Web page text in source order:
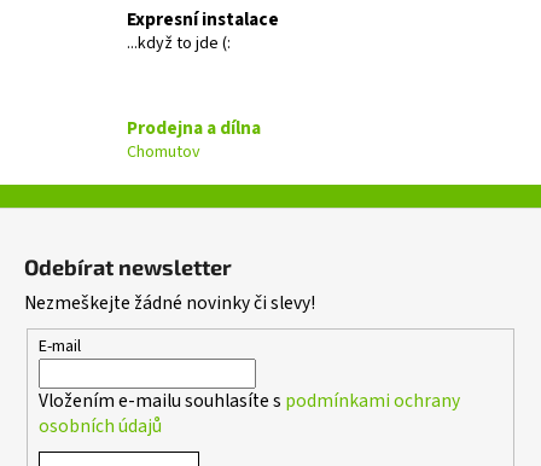
í
v
ý
s
Expresní instalace
...když to jde (:
Prodejna a dílna
Chomutov
Odebírat newsletter
Nezmeškejte žádné novinky či slevy!
E-mail
Vložením e-mailu souhlasíte s podmínkami ochrany
osobních údajů